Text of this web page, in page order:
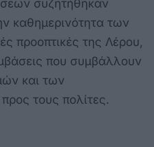
συζητήθηκαν
καθημερινότητα των
προοπτικές της Λέρου,
που συμβάλλουν
και των
τους πολίτες.